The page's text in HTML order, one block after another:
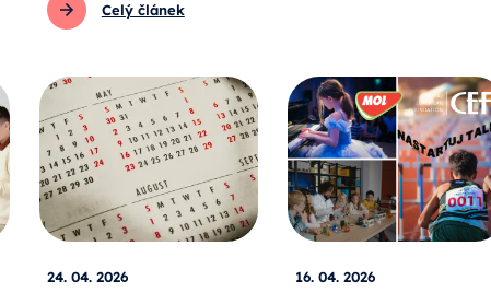
Celý článek
24. 04. 2026 16. 04. 2026